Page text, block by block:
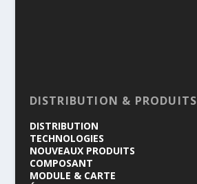
DISTRIBUTION & PRODUITS
DISTRIBUTION
TECHNOLOGIES
NOUVEAUX PRODUITS
COMPOSANT
MODULE & CARTE